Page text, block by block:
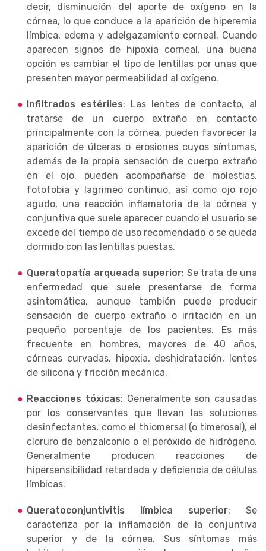
decir, disminución del aporte de oxígeno en la
córnea, lo que conduce a la aparición de hiperemia
límbica, edema y adelgazamiento corneal. Cuando
aparecen signos de hipoxia corneal, una buena
opción es cambiar el tipo de lentillas por unas que
presenten mayor permeabilidad al oxígeno.
Infiltrados estériles: Las lentes de contacto, al
tratarse de un cuerpo extraño en contacto
principalmente con la córnea, pueden favorecer la
aparición de úlceras o erosiones cuyos síntomas,
además de la propia sensación de cuerpo extraño
en el ojo, pueden acompañarse de molestias,
fotofobia y lagrimeo continuo, así como ojo rojo
agudo, una reacción inflamatoria de la córnea y
conjuntiva que suele aparecer cuando el usuario se
excede del tiempo de uso recomendado o se queda
dormido con las lentillas puestas.
Queratopatía arqueada superior: Se trata de una
enfermedad que suele presentarse de forma
asintomática, aunque también puede producir
sensación de cuerpo extraño o irritación en un
pequeño porcentaje de los pacientes. Es más
frecuente en hombres, mayores de 40 años,
córneas curvadas, hipoxia, deshidratación, lentes
de silicona y fricción mecánica.
Reacciones tóxicas: Generalmente son causadas
por los conservantes que llevan las soluciones
desinfectantes, como el thiomersal (o timerosal), el
cloruro de benzalconio o el peróxido de hidrógeno.
Generalmente producen reacciones de
hipersensibilidad retardada y deficiencia de células
límbicas.
Queratoconjuntivitis límbica superior: Se
caracteriza por la inflamación de la conjuntiva
superior y de la córnea. Sus síntomas más